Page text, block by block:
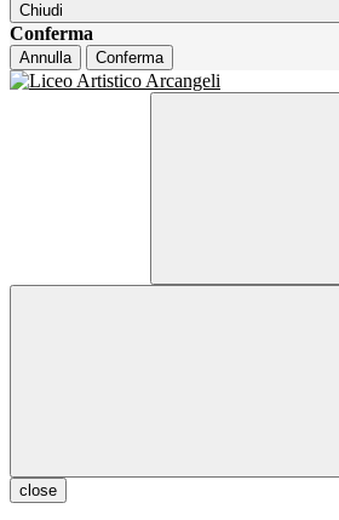
Chiudi
Conferma
Annulla Conferma
close